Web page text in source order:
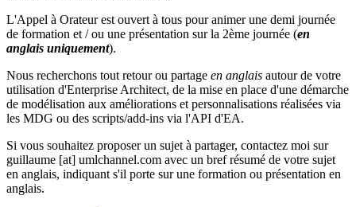
L'Appel à Orateur est ouvert à tous pour animer une demi journée
de formation et / ou une présentation sur la 2ème journée (en
anglais uniquement).
Nous recherchons tout retour ou partage en anglais autour de votre
utilisation d'Enterprise Architect, de la mise en place d'une démarche
de modélisation aux améliorations et personnalisations réalisées via
les MDG ou des scripts/add-ins via l'API d'EA.
Si vous souhaitez proposer un sujet à partager, contactez moi sur
guillaume [at] umlchannel.com avec un bref résumé de votre sujet
en anglais, indiquant s'il porte sur une formation ou présentation en
anglais.